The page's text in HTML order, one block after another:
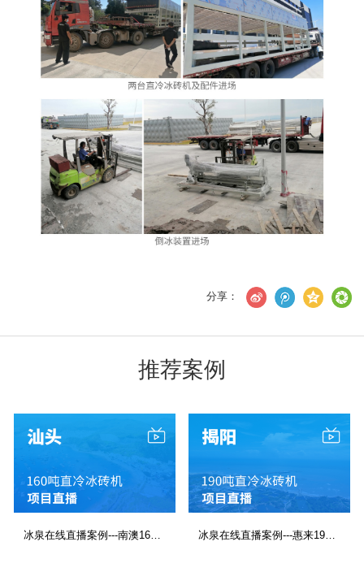
分享：
推荐案例
冰泉在线直播案例---南澳160吨直冷块冰机 冰泉在线直播案例---惠来190吨直冷块冰机